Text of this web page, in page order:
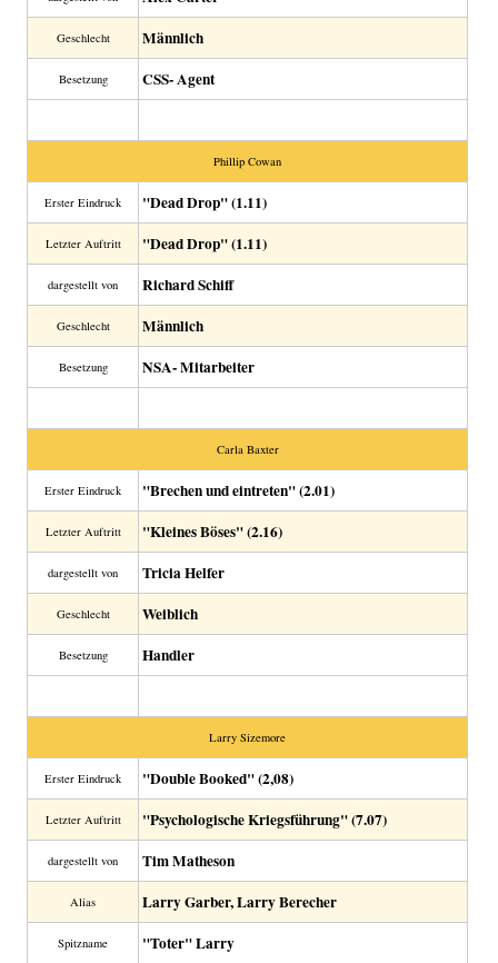
Geschlecht Männlich
Besetzung CSS- Agent
Phillip Cowan
Erster Eindruck "Dead Drop" (1.11)
Letzter Auftritt "Dead Drop" (1.11)
dargestellt von Richard Schiff
Geschlecht Männlich
Besetzung NSA- Mitarbeiter
Carla Baxter
Erster Eindruck "Brechen und eintreten" (2.01)
Letzter Auftritt "Kleines Böses" (2.16)
dargestellt von Tricia Helfer
Geschlecht Weiblich
Besetzung Handler
Larry Sizemore
Erster Eindruck "Double Booked" (2,08)
Letzter Auftritt "Psychologische Kriegsführung" (7.07)
dargestellt von Tim Matheson
Alias Larry Garber, Larry Berecher
Spitzname "Toter" Larry